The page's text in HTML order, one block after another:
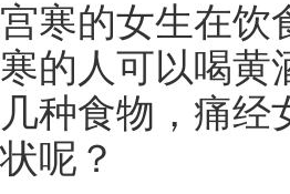
宫寒的女生在饮
寒的人可以喝黄
几种食物，痛
状呢？